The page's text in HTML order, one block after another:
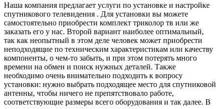
Наша компания предлагает услуги по установке и настройке
спутникового телевидения . Для установки вы можете
самостоятельно приобрести комплект триколор тв или же
заказать его у нас. Второй вариант наиболее оптимальный,
так как неопытный в этом деле человек может приобрести
неподходящие по техническим характеристикам или качеству
компоненты, о чем-то забыть, и при этом потерять много
времени на обмен и поиск нужных деталей. Также
необходимо очень внимательно подходить к вопросу
установки: нужно выбрать подходящее место для спутниковой
антенны, чтобы ничего не препятствовало работе,
соответствующие размеры всего оборудования и так далее. В